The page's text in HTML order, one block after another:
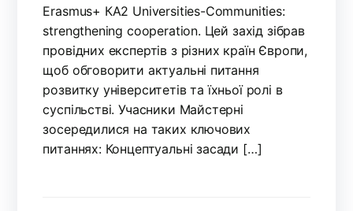
Erasmus+ КА2 Universities-Communities:
strengthening cooperation. Цей захід зібрав
провідних експертів з різних країн Європи,
щоб обговорити актуальні питання
розвитку університетів та їхньої ролі в
суспільстві. Учасники Майстерні
зосередилися на таких ключових
питаннях: Концептуальні засади […]